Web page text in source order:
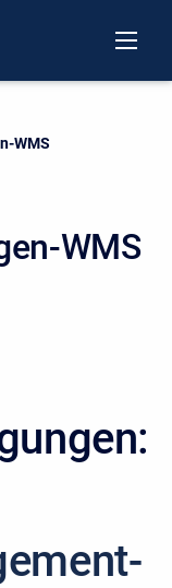
WMS
WMS